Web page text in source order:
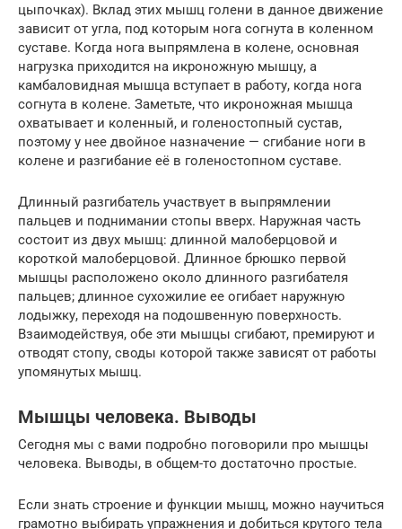
цыпочках). Вклад этих мышц голени в данное движение
зависит от угла, под которым нога согнута в коленном
суставе. Когда нога выпрямлена в колене, основная
нагрузка приходится на икроножную мышцу, а
камбаловидная мышца вступает в работу, когда нога
согнута в колене. Заметьте, что икроножная мышца
охватывает и коленный, и голеностопный сустав,
поэтому у нее двойное назначение — сгибание ноги в
колене и разгибание её в голеностопном суставе.
Длинный разгибатель участвует в выпрямлении
пальцев и поднимании стопы вверх. Наружная часть
состоит из двух мышц: длинной малоберцовой и
короткой малоберцовой. Длинное брюшко первой
мышцы расположено около длинного разгибателя
пальцев; длинное сухожилие ее огибает наружную
лодыжку, переходя на подошвенную поверхность.
Взаимодействуя, обе эти мышцы сгибают, премируют и
отводят стопу, своды которой также зависят от работы
упомянутых мышц.
Мышцы человека. Выводы
Сегодня мы с вами подробно поговорили про мышцы
человека. Выводы, в общем-то достаточно простые.
Если знать строение и функции мышц, можно научиться
грамотно выбирать упражнения и добиться крутого тела